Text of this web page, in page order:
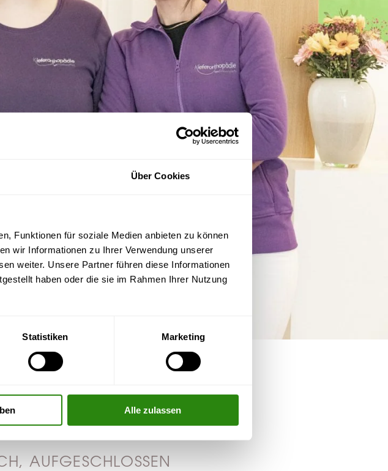
Über Cookies
Funktionen für soziale Medien anbieten zu können
wir Informationen zu Ihrer Verwendung unserer
weiter. Unsere Partner führen diese Informationen
haben oder die sie im Rahmen Ihrer Nutzung
Statistiken Marketing
Alle zulassen
AUFGESCHLOSSEN